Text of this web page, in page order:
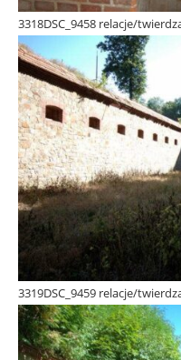
3318DSC_9458 relacje/
3319DSC_9459 relacje/